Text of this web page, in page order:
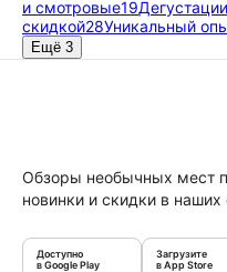
и смотровые19Дегустации
скидкой28Уникальный
Ещё 3
Обзоры необычных мест
новинки и скидки в наших
Доступно
в Google Play
Загрузите
в App Store